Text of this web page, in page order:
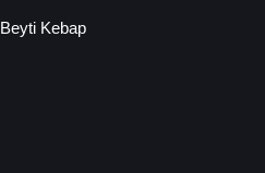
Beyti Kebap